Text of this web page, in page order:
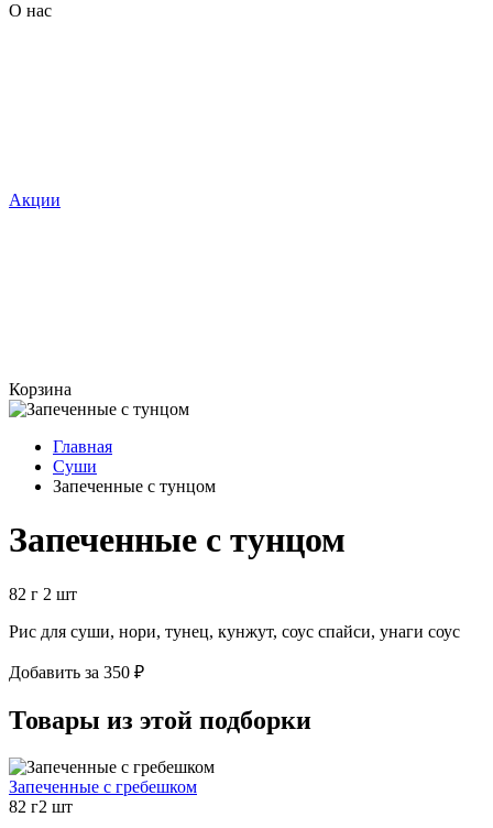
О нас
Акции
Корзина
Главная
Суши
Запеченные с тунцом
Запеченные с тунцом
82 г 2 шт
Рис для суши, нори, тунец, кунжут, соус спайси, унаги соус
Добавить за 350 ₽
Товары из этой подборки
Запеченные с гребешком
82 г2 шт